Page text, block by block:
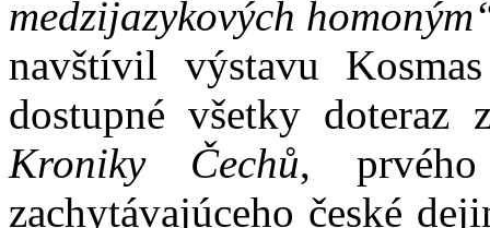
medzijazykových
navštívil výstavu
dostupné všetky doteraz
Kroniky Čechů, prvého
zachytávajúceho české